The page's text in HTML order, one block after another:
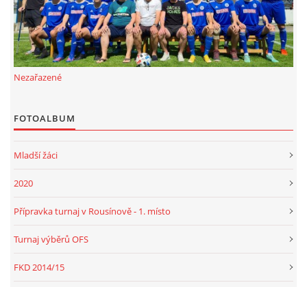
Drnovice 704
68304 Drnovice
ičo 27005305
č.ú. 3227086359 / 0800
© 2026 eStránky.cz |RSS
Nezařazené
FOTOALBUM
Mladší žáci
2020
Přípravka turnaj v Rousínově - 1. místo
Turnaj výběrů OFS
FKD 2014/15